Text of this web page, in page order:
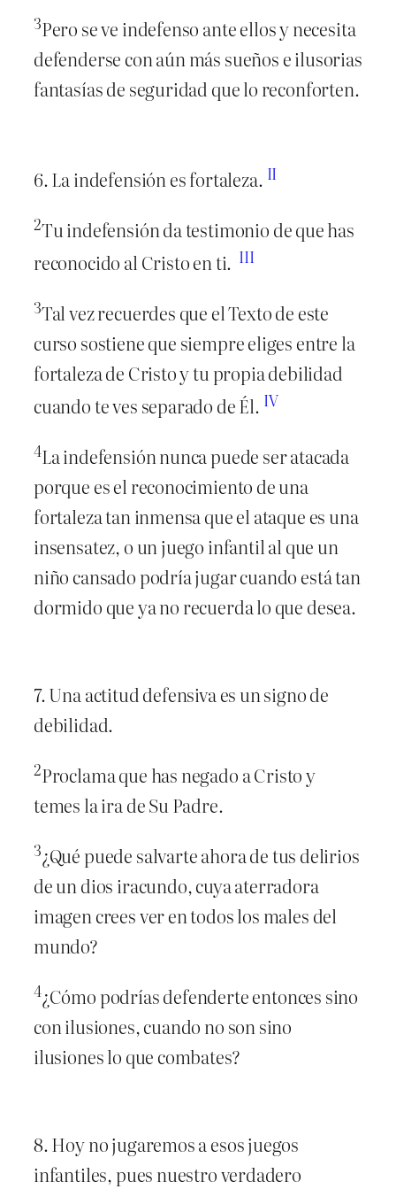
3Pero se ve indefenso ante ellos y necesita
defenderse con aún más sueños e ilusorias
fantasías de seguridad que lo reconforten.
6. La indefensión es fortaleza. II
2Tu indefensión da testimonio de que has
reconocido al Cristo en ti. III
3Tal vez recuerdes que el Texto de este
curso sostiene que siempre eliges entre la
fortaleza de Cristo y tu propia debilidad
cuando te ves separado de Él. IV
4La indefensión nunca puede ser atacada
porque es el reconocimiento de una
fortaleza tan inmensa que el ataque es una
insensatez, o un juego infantil al que un
niño cansado podría jugar cuando está tan
dormido que ya no recuerda lo que desea.
7. Una actitud defensiva es un signo de
debilidad.
2Proclama que has negado a Cristo y
temes la ira de Su Padre.
3¿Qué puede salvarte ahora de tus delirios
de un dios iracundo, cuya aterradora
imagen crees ver en todos los males del
mundo?
4¿Cómo podrías defenderte entonces sino
con ilusiones, cuando no son sino
ilusiones lo que combates?
8. Hoy no jugaremos a esos juegos
infantiles, pues nuestro verdadero